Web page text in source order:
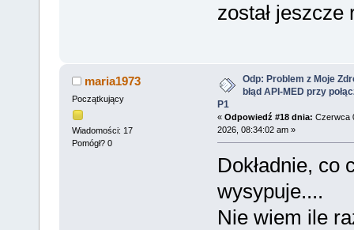
został jeszcze
maria1973
Początkujący
Wiadomości: 17
Pomógł? 0
Odp: Problem z Moje
błąd API-MED przy
P1
« Odpowiedź #18 dnia: Czerwca
2026, 08:34:02 am »
Dokładnie, co
wysypuje....
Nie wiem ile